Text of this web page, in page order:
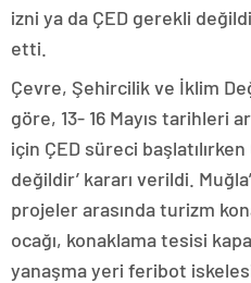
izni ya da ÇED gerekli
etti.
Çevre, Şehircilik ve İklim
göre, 13- 16 Mayıs tarihleri
için ÇED süreci
değildir’ kararı verildi.
projeler arasında turizm
ocağı, konaklama tesisi
yanaşma yeri feribot